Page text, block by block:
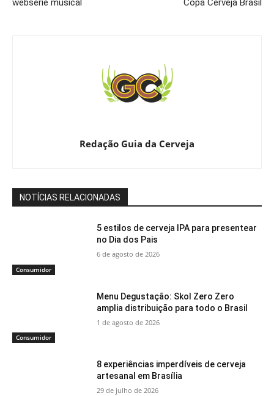
websérie musical Copa Cerveja Brasil
Redação Guia da Cerveja
NOTÍCIAS RELACIONADAS
Consumidor
5 estilos de cerveja IPA para presentear
no Dia dos Pais
6 de agosto de 2026
Consumidor
Menu Degustação: Skol Zero Zero
amplia distribuição para todo o Brasil
1 de agosto de 2026
8 experiências imperdíveis de cerveja
artesanal em Brasília
29 de julho de 2026